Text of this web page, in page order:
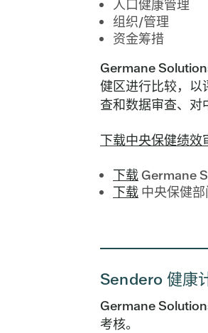
人口健康管理
组织/管理
资金筹措
Germane
健区进行比较，以
查和数据审查、对
下载中央保健绩效
下载 Germane
下载 中央保健部
Sendero 健康
Germane
考核。